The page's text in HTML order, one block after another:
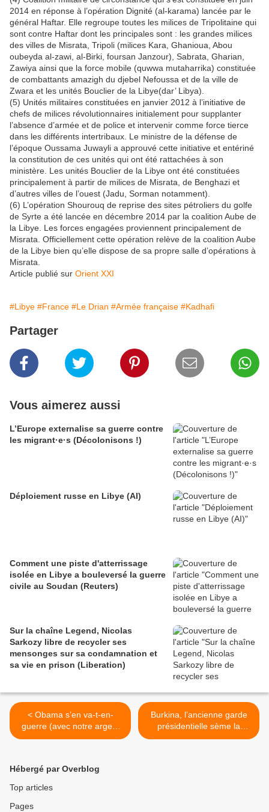
2014 en réponse à l’opération Dignité (al-karama) lancée par le
général Haftar. Elle regroupe toutes les milices de Tripolitaine qui
sont contre Haftar dont les principales sont : les grandes milices
des villes de Misrata, Tripoli (milices Kara, Ghanioua, Abou
oubeyda al-zawi, al-Birki, foursan Janzour), Sabrata, Gharian,
Zawiya ainsi que la force mobile (quwwa mutaharrika) constituée
de combattants amazigh du djebel Nefoussa et de la ville de
Zwara et les unités Bouclier de la Libye(dar’ Libya).
(5) Unités militaires constituées en janvier 2012 à l’initiative de
chefs de milices révolutionnaires initialement pour supplanter
l’absence d’armée et de police et intervenir comme force tierce
dans les différents intertribaux. Le ministre de la défense de
l’époque Oussama Juwayli a approuvé cette initiative et entériné
la constitution de ces unités qui ont été rattachées à son
ministère. Les unités Bouclier de la Libye ont été constituées
principalement à partir de milices de Misrata, de Benghazi et
d’autres villes de l’ouest (Jadu, Sorman notamment).
(6) L’opération Shourouq de reprise des sites pétroliers du golfe
de Syrte a été lancée en décembre 2014 par la coalition Aube de
la Libye. Les forces engagées proviennent principalement de
Misrata. Officiellement cette opération relève de la coalition Aube
de la Libye bien qu’elle dispose de sa propre salle d’opérations à
Misrata.
Article publié sur Orient XXI
#Libye #France #Le Drian #Armée française #Kadhafi
Partager
Vous aimerez aussi
L’Europe externalise sa guerre contre
les migrant·e·s (Décolonisons !)
Déploiement russe en Libye (AI)
Comment une piste d'atterrissage
isolée en Libye a bouleversé la guerre
civile au Soudan (Reuters)
Sur la chaîne Legend, Nicolas
Sarkozy libre de recycler ses
mensonges sur sa condamnation et
sa vie en prison (Liberation)
< Obama s’en va-t-en-
guerre (avec notre argent
et en risquant notre peau)
Burkina, l’ancienne garde
présidentielle sème la
panique (Mondafrique) >
Hébergé par Overblog
Top articles
Pages